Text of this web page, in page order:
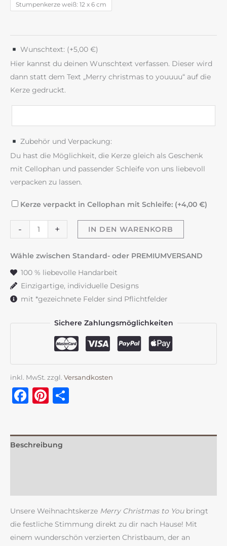
Stumpenkerze weiß: 12 x 6 cm
Wunschtext: (+5,00 €)
Hier kannst du deinen Wunschtext verfassen. Dieser wird
dann statt dem Text „Merry christmas to youuuu“ auf die
Kerze gedruckt.
Zubehör und Verpackung:
Du hast die Möglichkeit, die Kerze gleich als Geschenk
mit Cellophan und passender Schleife von uns liebevoll
verpacken zu lassen.
Kerze verpackt in Cellophan mit Schleife: (+4,00 €)
-
Christmas"
Menge
+ IN DEN WARENKORB
Wähle zwischen Standard- oder PREMIUMVERSAND
100 % liebevolle Handarbeit
Einzigartige, individuelle Designs
mit *gezeichnete Felder sind Pflichtfelder
Sichere Zahlungsmöglichkeiten
inkl. MwSt. zzgl. Versandkosten
Facebook
Pinterest
Beschreibung
Unsere Weihnachtskerze Merry Christmas to Youbringt
die festliche Stimmung direkt zu dir nach Hause! Mit
einem wunderschön verzierten Christbaum, der an